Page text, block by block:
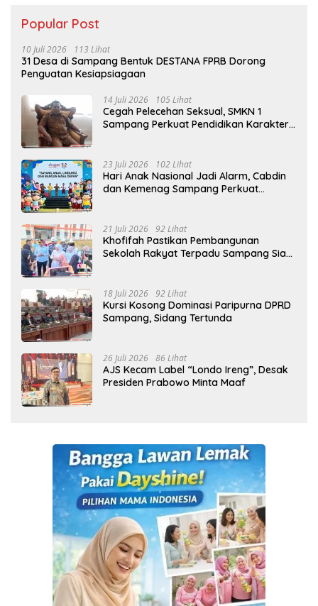
Popular Post
10 Juli 2026 113 Lihat
31 Desa di Sampang Bentuk DESTANA FPRB Dorong
Penguatan Kesiapsiagaan
14 Juli 2026 105 Lihat
Cegah Pelecehan Seksual, SMKN 1
Sampang Perkuat Pendidikan Karakter
23 Juli 2026 102 Lihat
Hari Anak Nasional Jadi Alarm, Cabdin
dan Kemenag Sampang Perkuat
21 Juli 2026 92 Lihat
Khofifah Pastikan Pembangunan
Sekolah Rakyat Terpadu Sampang Siap
18 Juli 2026 92 Lihat
Kursi Kosong Dominasi Paripurna DPRD
Sampang, Sidang Tertunda
26 Juli 2026 86 Lihat
AJS Kecam Label “Londo Ireng”, Desak
Presiden Prabowo Minta Maaf